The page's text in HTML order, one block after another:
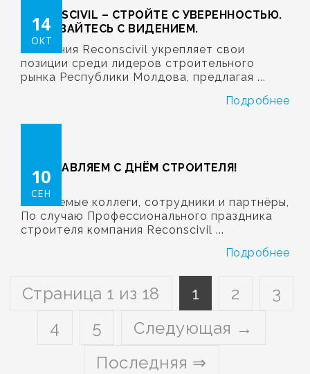
14
ОКТ
RECONSCIVIL – СТРОЙТЕ С УВЕРЕННОСТЬЮ.
РАЗВИВАЙТЕСЬ С ВИДЕНИЕМ.
Компания Reconscivil укрепляет свои
позиции среди лидеров строительного
рынка Республики Молдова, предлагая ...
Подробнее
10
СЕН
ПОЗДРАВЛЯЕМ С ДНЁМ СТРОИТЕЛЯ!
Уважаемые коллеги, сотрудники и партнёры,
По случаю Профессионального праздника
строителя компания Reconscivil ...
Подробнее
Страница 1 из 18 1 2
3
4
5
Следующая →
Последняя ⇒